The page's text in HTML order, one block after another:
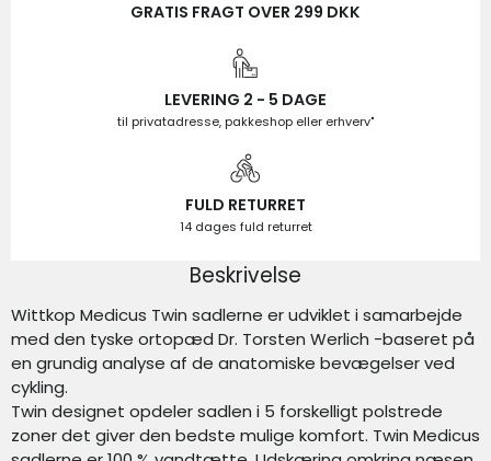
GRATIS FRAGT OVER 299 DKK
LEVERING 2 - 5 DAGE
til privatadresse, pakkeshop eller erhverv"
FULD RETURRET
14 dages fuld returret
Beskrivelse
Wittkop Medicus Twin sadlerne er udviklet i samarbejde
med den tyske ortopæd Dr. Torsten Werlich -baseret på
en grundig analyse af de anatomiske bevægelser ved
cykling.
Twin designet opdeler sadlen i 5 forskelligt polstrede
zoner det giver den bedste mulige komfort. Twin Medicus